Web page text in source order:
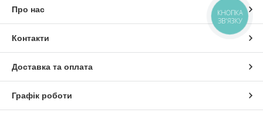
Про нас
Контакти
Доставка та оплата
Графік роботи
КНОПКА
ЗВ'ЯЗКУ